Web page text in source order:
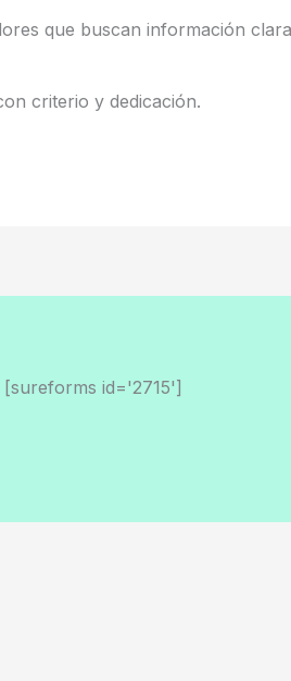
que buscan información
criterio y dedicación.
[sureforms id='2715']